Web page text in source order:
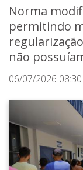
Norma
permitindo
não
06/07/2026 08:30